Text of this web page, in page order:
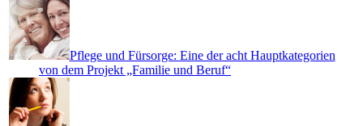
Pflege und Fürsorge: Eine der acht Hauptkategorien
von dem Projekt „Familie und Beruf“